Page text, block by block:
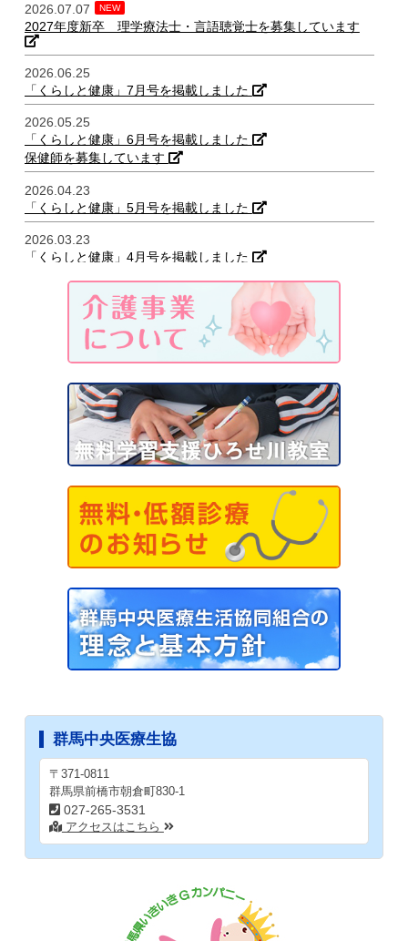
2026.07.07 NEW
2027年度新卒 理学療法士・言語聴覚士を募集しています
2026.06.25
「くらしと健康」7月号を掲載しました
2026.05.25
「くらしと健康」6月号を掲載しました
保健師を募集しています
2026.04.23
「くらしと健康」5月号を掲載しました
2026.03.23
「くらしと健康」4月号を掲載しました
2026.03.11
前橋協立診療所のページをリニューアルしました
桐生協立診療所のページをリニューアルしました
協立歯科クリニックのページをリニューアルしました
訪問看護事業のページを開設しました
2026.02.19
「くらしと健康」3月号を掲載しました
2026.02.06
事務職員を募集しています
2026.01.27
「くらしと健康」2月号を掲載しました
2025.12.24
「くらしと健康」1月号を掲載しました
2025.12.19
求人情報を更新しました
臨床検査技師を募集しています
2025.12.10
2025.12.03
看護師を募集しています
看護奨学生を募集しています
事務職員を募集しています
2025.11.28
求人情報を更新しました
「くらしと健康」12月号を掲載しました
群馬中央医療生協
〒371-0811
群馬県前橋市朝倉町830-1
027-265-3531
アクセスはこちら